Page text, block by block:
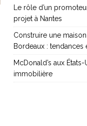
Le rôle d’un
projet à Nantes
Construire une
Bordeaux : tendances
McDonald’s aux
immobilière